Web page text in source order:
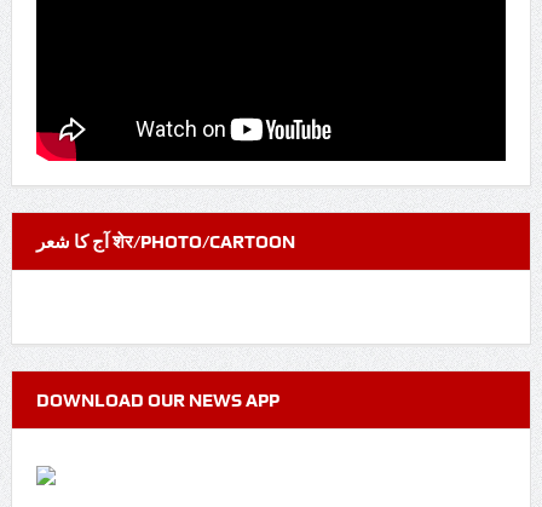
آج کا شعر शेर/PHOTO/CARTOON
DOWNLOAD OUR NEWS APP